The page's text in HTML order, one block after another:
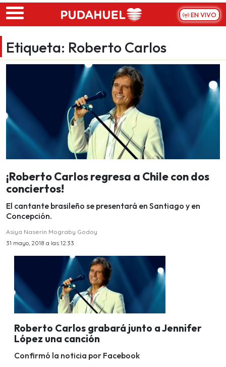
Skip to main content
EN VIVO
Etiqueta: Roberto Carlos
¡Roberto Carlos regresa a Chile con dos
conciertos!
El cantante brasileño se presentará en Santiago y en
Concepción.
Asiya Naserin Mograby Godoy
31 mayo, 2018 a las 12:33
Roberto Carlos grabará junto a Jennifer
López una canción
Confirmó la noticia por Facebook